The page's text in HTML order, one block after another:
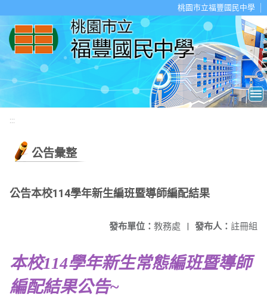
桃園市立福豐國民中學
:::
公告彙整
公告本校114學年新生編班暨導師編配結果
發布人： 註冊組
發布單位： 教務處 |
本校114學年新生常態編班暨導師
編配結果公告~